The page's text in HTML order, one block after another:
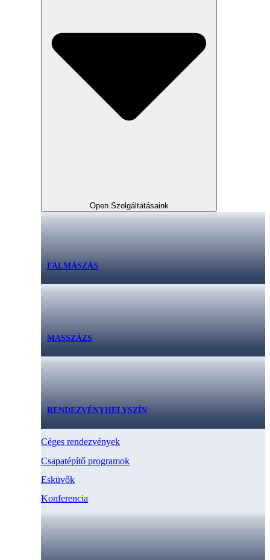
Open Szolgáltatásaink
FALMÁSZÁS
MASSZÁZS
RENDEZVÉNYHELYSZÍN
Céges rendezvények
Csapatépítő programok
Esküvők
Konferencia